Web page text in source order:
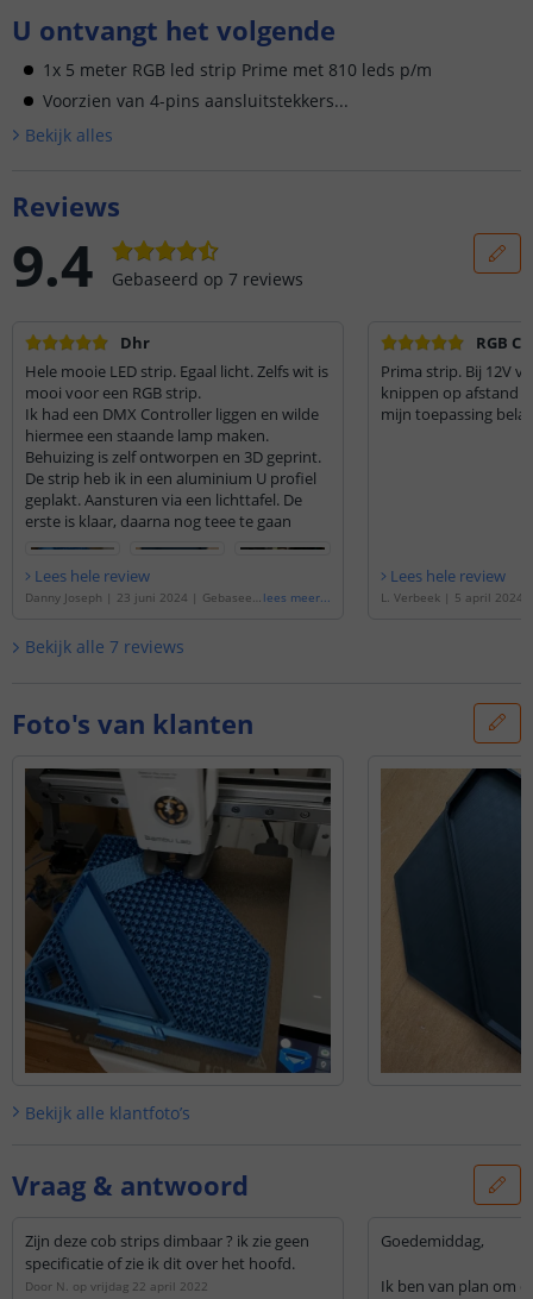
U ontvangt het volgende
1x 5 meter RGB led strip Prime met 810 leds p/m
Voorzien van 4-pins aansluitstekkers...
Bekijk alles
Reviews
9.4 Gebaseerd op 7 reviews
Dhr
Hele mooie LED strip. Egaal licht. Zelfs wit is
mooi voor een RGB strip.
Ik had een DMX Controller liggen en wilde
hiermee een staande lamp maken.
Behuizing is zelf ontworpen en 3D geprint.
De strip heb ik in een aluminium U profiel
geplakt. Aansturen via een lichttafel. De
erste is klaar, daarna nog teee te gaan
Lees hele review
Danny Joseph | 23 juni 2024 | Gebaseer lees meer...
RGB
Prima strip. Bij 12V
knippen op afstand
mijn toepassing
Lees hele review
L. Verbeek| 5 april 2024
Bekijk alle 7 reviews
Foto's van klanten
Bekijk alle klantfoto’s
Vraag & antwoord
Zijn deze cob strips dimbaar ? ik zie geen
specificatie of zie ik dit over het hoofd.
Door N. op vrijdag 22 april 2022
Goedemiddag,
Ik ben van plan om